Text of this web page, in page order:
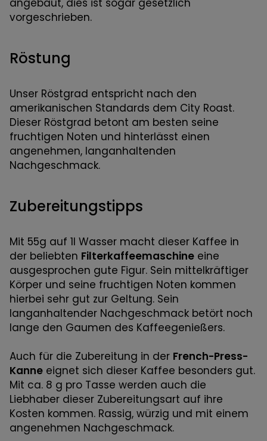
angebaut, dies ist sogar gesetzlich
vorgeschrieben.
Röstung
Unser Röstgrad entspricht nach den
amerikanischen Standards dem City Roast.
Dieser Röstgrad betont am besten seine
fruchtigen Noten und hinterlässt einen
angenehmen, langanhaltenden
Nachgeschmack.
Zubereitungstipps
Mit 55g auf 1l Wasser macht dieser Kaffee in
der beliebten Filterkaffeemaschine eine
ausgesprochen gute Figur. Sein mittelkräftiger
Körper und seine fruchtigen Noten kommen
hierbei sehr gut zur Geltung. Sein
langanhaltender Nachgeschmack betört noch
lange den Gaumen des Kaffeegenießers.
Auch für die Zubereitung in der French-Press-
Kanne eignet sich dieser Kaffee besonders gut.
Mit ca. 8 g pro Tasse werden auch die
Liebhaber dieser Zubereitungsart auf ihre
Kosten kommen. Rassig, würzig und mit einem
angenehmen Nachgeschmack.